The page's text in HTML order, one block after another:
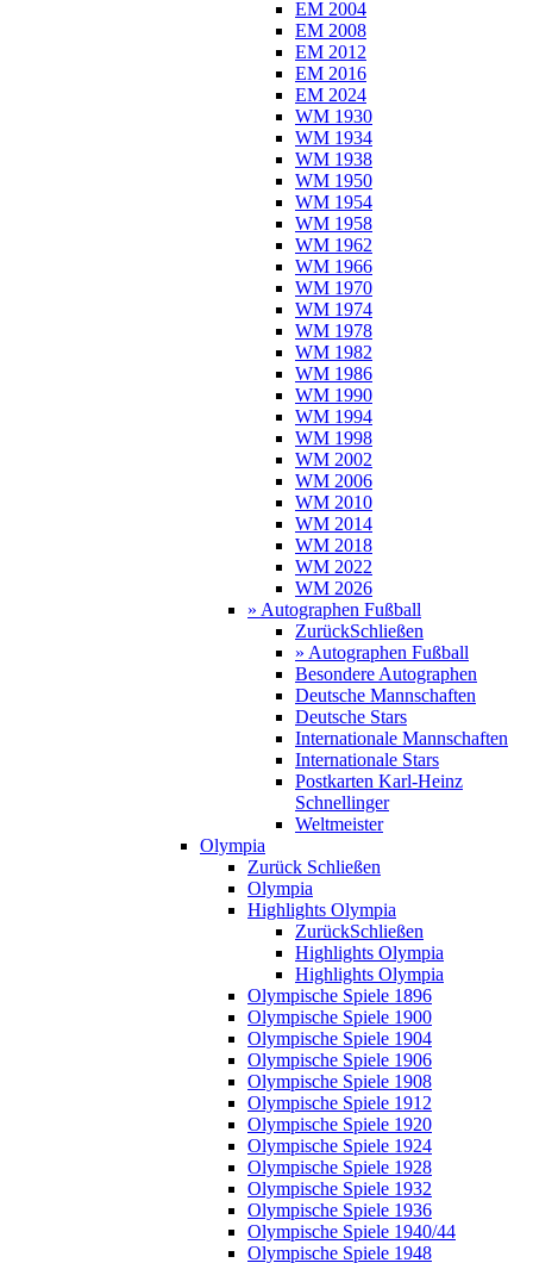
EM 2004
EM 2008
EM 2012
EM 2016
EM 2024
WM 1930
WM 1934
WM 1938
WM 1950
WM 1954
WM 1958
WM 1962
WM 1966
WM 1970
WM 1974
WM 1978
WM 1982
WM 1986
WM 1990
WM 1994
WM 1998
WM 2002
WM 2006
WM 2010
WM 2014
WM 2018
WM 2022
WM 2026
» Autographen Fußball
ZurückSchließen
» Autographen Fußball
Besondere Autographen
Deutsche Mannschaften
Deutsche Stars
Internationale Mannschaften
Internationale Stars
Postkarten Karl-Heinz
Schnellinger
Weltmeister
Olympia
Zurück Schließen
Olympia
Highlights Olympia
ZurückSchließen
Highlights Olympia
Highlights Olympia
Olympische Spiele 1896
Olympische Spiele 1900
Olympische Spiele 1904
Olympische Spiele 1906
Olympische Spiele 1908
Olympische Spiele 1912
Olympische Spiele 1920
Olympische Spiele 1924
Olympische Spiele 1928
Olympische Spiele 1932
Olympische Spiele 1936
Olympische Spiele 1940/44
Olympische Spiele 1948